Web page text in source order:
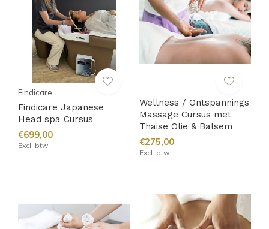
Findicare
Findicare Japanese
Head spa Cursus
€699,00
Excl. btw
Wellness / Ontspannings
Massage Cursus met
Thaise Olie & Balsem
€275,00
Excl. btw